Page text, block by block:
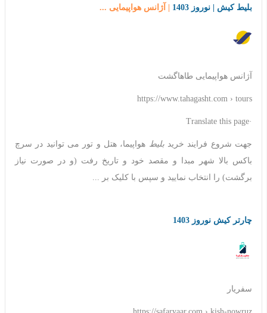
بلیط کیش | نوروز 1403 | آژانس هواپیمایی ...
آژانس هواپیمایی طاهاگشت
https://www.tahagasht.com › tours
·Translate this page
جهت شروع فرایند خریدبلیط هواپیما، هتل و تور می توانید در سرچ
باکس بالا شهر مبدا و مقصد خود و تاریخ رفت (و در صورت نیاز
برگشت) را انتخاب نمایید و سپس با کلیک بر ...
چارتر کیش نوروز 1403
سفریار